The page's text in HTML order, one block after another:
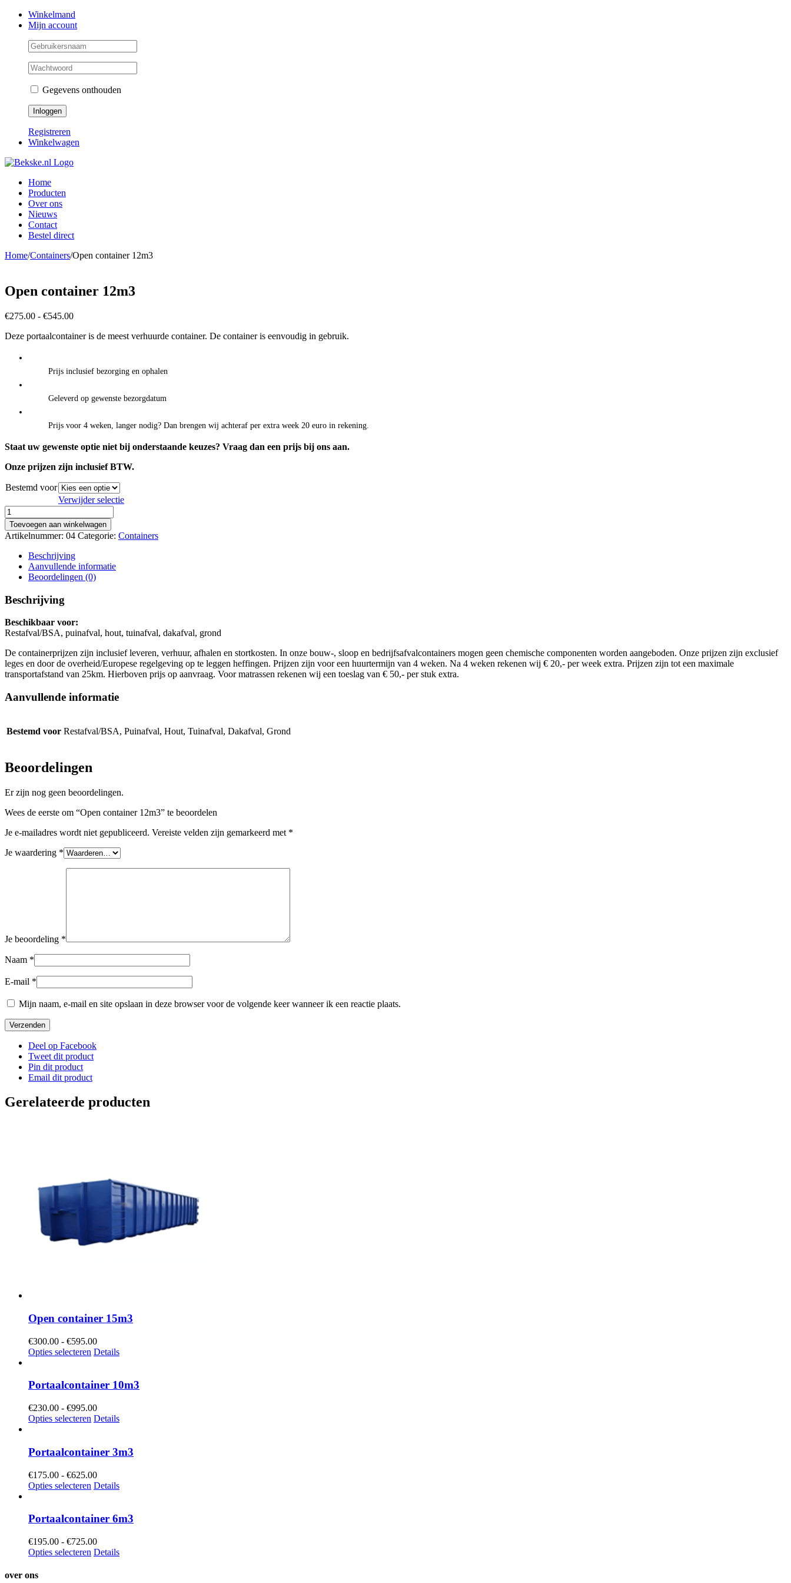
Skip
Facebook
Instagram
TwitterWinkelmand
Mijn account
Gegevens onthouden
Registreren
Winkelwagen
Home
Producten
Over ons
Nieuws
Contact
Bestel direct
Home/Containers/Open container 12m3
Open container 12m3
€275.00 - €545.00Prijsklasse:
tot
Deze portaalcontainer is de meest verhuurde container. De container is eenvoudig in gebruik.
Prijs inclusief bezorging en ophalen
Geleverd op gewenste bezorgdatum
Prijs voor 4 weken, langer nodig? Dan brengen wij achteraf per extra week 20 euro in rekening.
Staat uw gewenste optie niet bij onderstaande keuzes? Vraag dan een prijs bij ons aan.
Onze prijzen zijn inclusief BTW.
Bestemd voor
Verwijder selectie
Open
container
12m3
aantal
Toevoegen aan winkelwagen
Artikelnummer: 04 Categorie: Containers
Beschrijving
Aanvullende informatie
Beoordelingen (0)
Beschrijving
Beschikbaar voor:
Restafval/BSA, puinafval, hout, tuinafval, dakafval, grond
De containerprijzen zijn inclusief leveren, verhuur, afhalen en stortkosten. In onze bouw-, sloop en bedrijfsafvalcontainers mogen geen chemische componenten worden aangeboden. Onze prijzen zijn exclusief
leges en door de overheid/Europese regelgeving op te leggen heffingen. Prijzen zijn voor een huurtermijn van 4 weken. Na 4 weken rekenen wij € 20,- per week extra. Prijzen zijn tot een maximale
transportafstand van 25km. Hierboven prijs op aanvraag. Voor matrassen rekenen wij een toeslag van € 50,- per stuk extra.
Aanvullende informatie
Bestemd voor Restafval/BSA, Puinafval, Hout, Tuinafval, Dakafval, Grond
Beoordelingen
Er zijn nog geen beoordelingen.
Wees de eerste om “Open container 12m3” te beoordelen
Je e-mailadres wordt niet gepubliceerd. Vereiste velden zijn gemarkeerd met *
Je waardering *
Je beoordeling *
Naam *
E-mail *
Mijn naam, e-mail en site opslaan in deze browser voor de volgende keer wanneer ik een reactie plaats.
Deel op Facebook
Tweet dit product
Pin dit product
Email dit product
Gerelateerde producten
Open container 15m3
€300.00 - €595.00Prijsklasse:
€300.00
Opties selecteren Details
Portaalcontainer 10m3
€230.00 - €995.00Prijsklasse:
€230.00
Opties selecteren Details
Portaalcontainer 3m3
€175.00 - €625.00Prijsklasse:
€175.00
Opties selecteren Details
Portaalcontainer 6m3
€195.00 - €725.00Prijsklasse:
€195.00
Opties selecteren Details
over ons